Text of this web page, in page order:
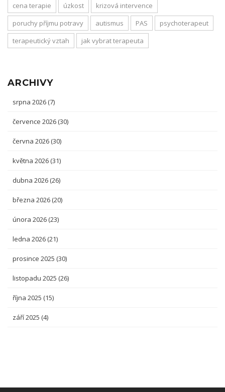
cena terapie
úzkost
krizová intervence
poruchy příjmu potravy
autismus PAS
psychoterapeut
terapeutický vztah
jak vybrat terapeuta
ARCHIVY
srpna 2026 (7)
července 2026 (30)
června 2026 (30)
května 2026 (31)
dubna 2026 (26)
března 2026 (20)
února 2026 (23)
ledna 2026 (21)
prosince 2025 (30)
listopadu 2025 (26)
října 2025 (15)
září 2025 (4)